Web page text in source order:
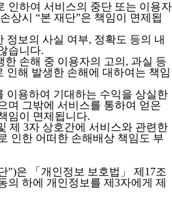
인하여 서비스의 중단 또는 이용자
상시 “본 재단”은 책임이 면제됩
정보의 사실 여부, 정확도 등의 내
습니다.
손해 중 이용자의 고의, 과실 등
인해 발생한 손해에 대하여는 책임
이용하여 기대하는 수익을 상실한
며 그밖에 서비스를 통하여 얻은
임이 면제됩니다.
제 3자 상호간에 서비스와 관련한
인한 어떠한 손해배상 책임도 부
")은 「개인정보 보호법」 제17조
의 하에 개인정보를 제3자에게 제